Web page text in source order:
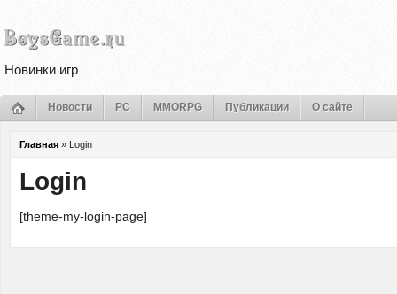
Новинки игр
Новости PC MMORPG Публикации О сайте
Главная » Login
Login
[theme-my-login-page]